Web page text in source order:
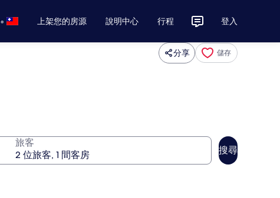
• 上架您的房源 說明中心 行程 登入
分享 儲存
旅客
搜尋